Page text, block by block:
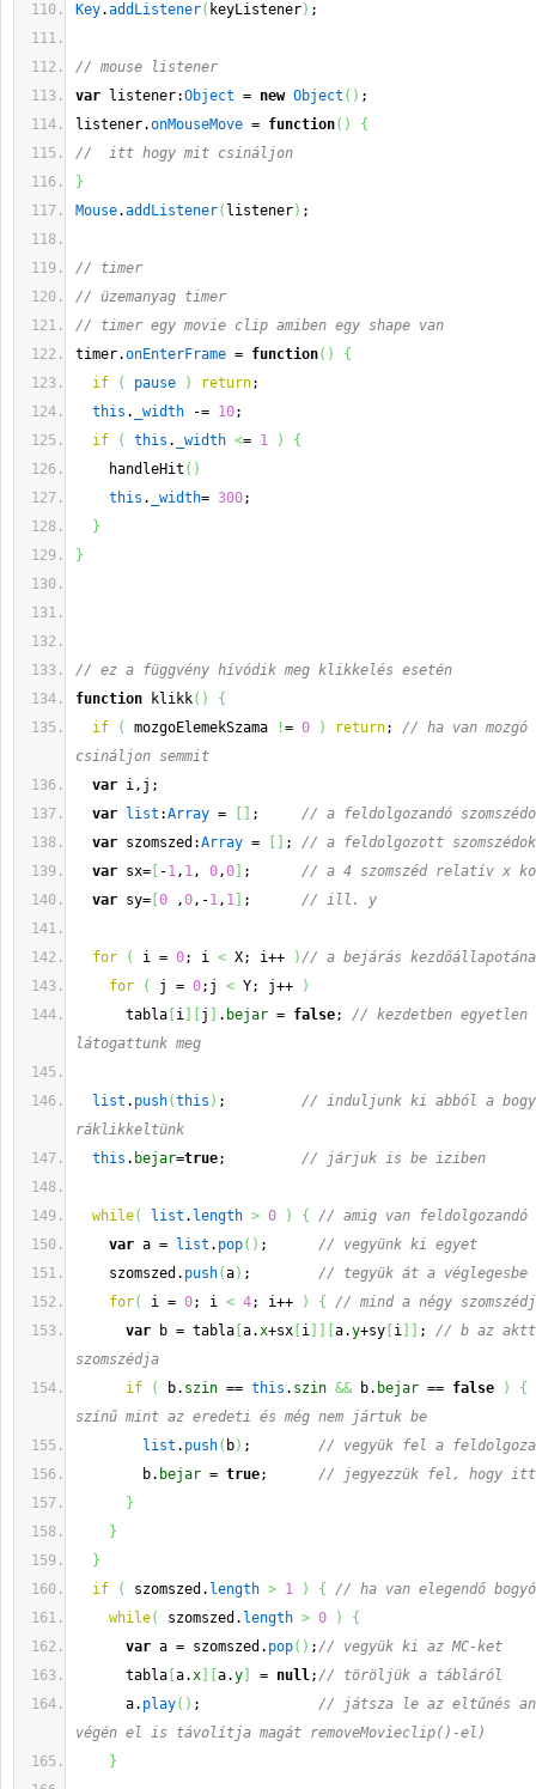
Key.addListener( keyListener) ;
// mouse listener
var listener:Object = new Object ( ) ;
listener.onMouseMove = function( )
{
//  itt hogy mit csináljon
}
Mouse.addListener( listener) ;
// timer
// üzemanyag timer
// timer egy movie clip amiben egy shape van
timer.onEnterFrame = function( )
{
if
( pause ) return;
this . _width -= 10;
if
( this . _width <= 1 )
{
handleHit ( )
this . _width= 300;
}
}
// ez a függvény hívódik meg klikkelés esetén
function klikk( )
{
if
( mozgoElemekSzama != 0 ) return; // ha van mozgó
csináljon semmit
var i,j;
var
list :Array = ; // a feldolgozandó
var szomszed:Array = ; // a feldolgozott szomszédok
var sx= -1, 1, 0,0 ; // a 4 szomszéd relatív x
var sy= 0 ,0,-1, 1 ; // ill. y
for ( i = 0; i < X; i++ ) // a bejárás
for
( j = 0;j < Y; j++
)
tabla i j . bejar = false; // kezdetben egyetlen
látogattunk meg
list . push(this ) ; // induljunk ki abból a
ráklikkeltünk
this . bejar=true; // járjuk is be iziben
while( list . length > 0 ) {
// amig van feldolgozandó
var a = list . pop( ) ; // vegyünk ki egyet
szomszed. push(a) ; // tegyük át a véglegesbe
for( i = 0; i < 4; i++ ) {
// mind a négy
var b = tabla a.x+sx i a.y+sy i ; // b az
szomszédja
if
( b. szin == this . szin && b. bejar == false )
{
színű mint az eredeti és még nem jártuk be
list . push( b) ; // vegyük fel a
b. bejar = true; // jegyezzük fel, hogy itt
}
}
}
if
( szomszed. length > 1 ) {
// ha van elegendő
while( szomszed. length > 0 )
{
var a = szomszed. pop( ) ; // vegyük ki az MC-ket
tabla a.x a.y = null; // töröljük a tábláról
a. play( ) ; // játsza le az eltűnés
végén el is távolítja magát removeMovieclip()-el)
}